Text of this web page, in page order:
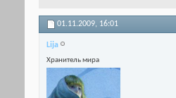
01.11.2009, 16:01
Lija
Хранитель мира